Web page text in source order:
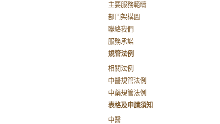
主要服務範疇
部門架構圖
聯絡我們
服務承諾
規管法例
相關法例
中醫規管法例
中藥規管法例
表格及申請須知
中醫